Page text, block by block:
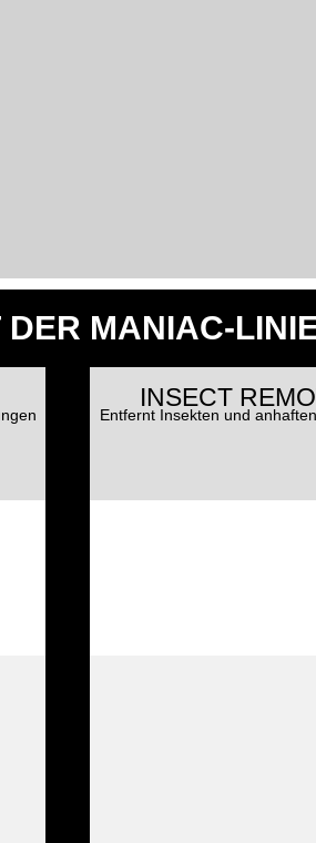
MANIAC-
INSECT
Entfernt Insekten und